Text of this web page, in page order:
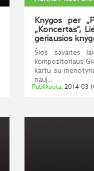
Knygos per
„Koncertas“,
geriausios
Šios savaitės
kompozitoriaus
kartu su
nauj...
2014-03-